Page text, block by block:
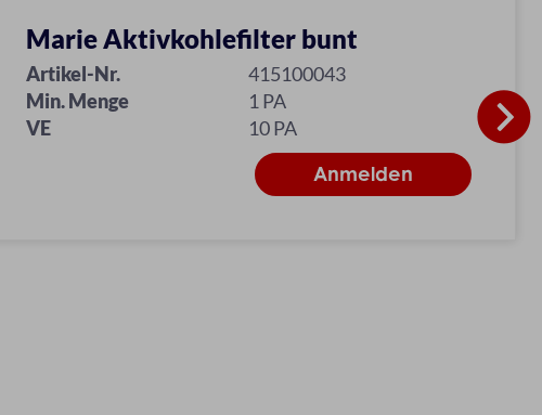
Marie Aktivkohlefilter bunt
Artikel-Nr.
415100043
Min. Menge
1 PA
VE
10 PA